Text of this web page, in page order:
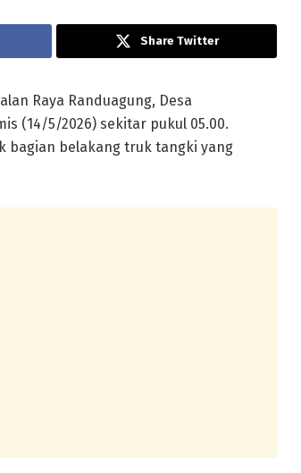
Share Twitter
Raya Randuagung, Desa
(14/5/2026) sekitar pukul 05.00.
bagian belakang truk tangki yang